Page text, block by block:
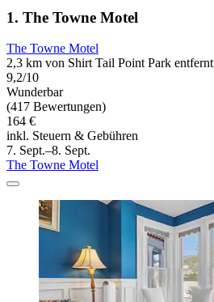
1. The Towne Motel
The Towne Motel
2,3 km von Shirt Tail Point Park entfernt
9,2/10
Wunderbar
(417 Bewertungen)
164 €
inkl. Steuern & Gebühren
7. Sept.–8. Sept.
The Towne Motel